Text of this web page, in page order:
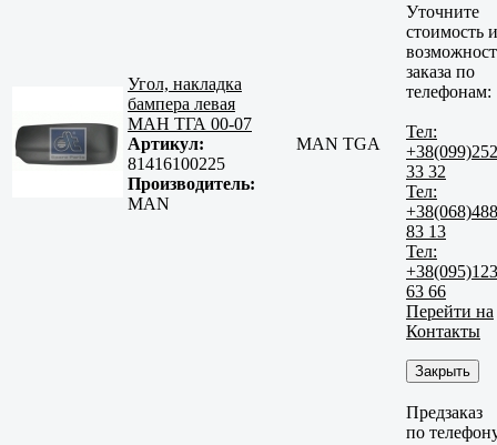
Угол, накладка
бампера левая
МАН ТГА 00-07
Артикул:
81416100225
Производитель:
MAN
MAN TGA
Уточните
стоимость и
заказа по
телефонам:
Тел:
+38(099)252
33 32
Тел:
+38(068)488
83 13
Тел:
+38(095)123
63 66
Перейти на
Контакты
Закрыть
Предзаказ
по